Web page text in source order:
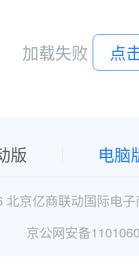
加载失败 点
版 电脑
北京亿商联动国际电
京公网安备